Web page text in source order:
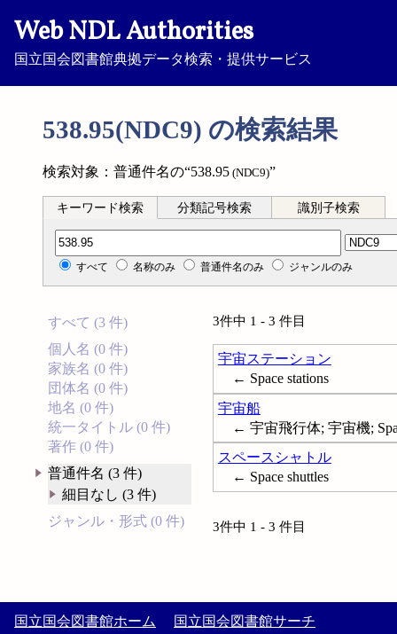
Web NDL Authorities
国立国会図書館典拠データ検索・提供サービス
538.95(NDC9) の検索結果
検索対象：普通件名の“538.95 (NDC9)”
キーワード検索 分類記号検索 識別子検索
分類記号検索
すべて 名称のみ 普通件名のみ ジャンルのみ
すべて (3 件)
個人名 (0 件)
家族名 (0 件)
団体名 (0 件)
地名 (0 件)
統一タイトル (0 件)
著作 (0 件)
普通件名 (3 件)
細目なし (3 件)
ジャンル・形式 (0 件)
3件中 1 - 3 件目
宇宙ステーション
← Space stations
宇宙船
← 宇宙飛行体; 宇宙機;
スペースシャトル
← Space shuttles
3件中 1 - 3 件目
国立国会図書館ホーム 国立国会図書館サーチ